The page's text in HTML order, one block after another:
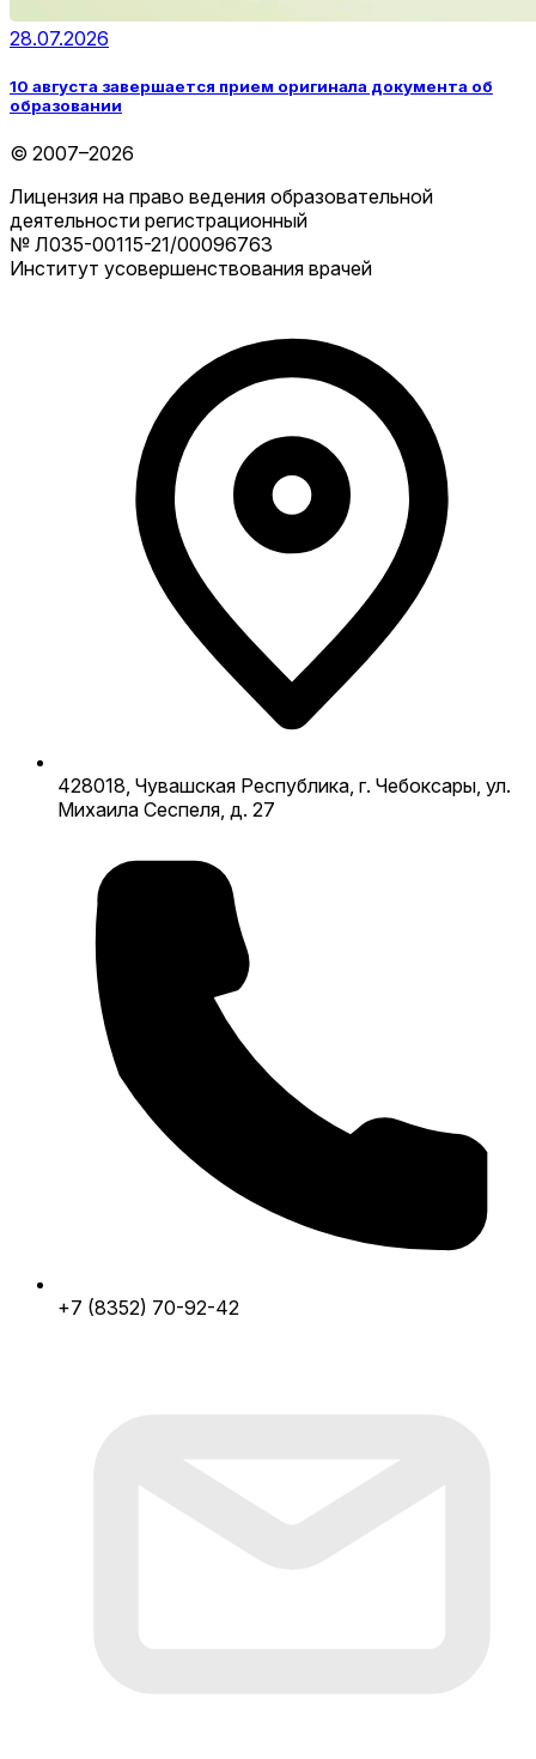
28.07.2026
10 августа завершается прием оригинала документа об
образовании
© 2007–2026
Лицензия на право ведения образовательной
деятельности регистрационный
№ Л035-00115-21/00096763
Институт усовершенствования врачей
428018, Чувашская Республика, г. Чебоксары, ул.
Михаила Сеспеля, д. 27
+7 (8352) 70-92-42